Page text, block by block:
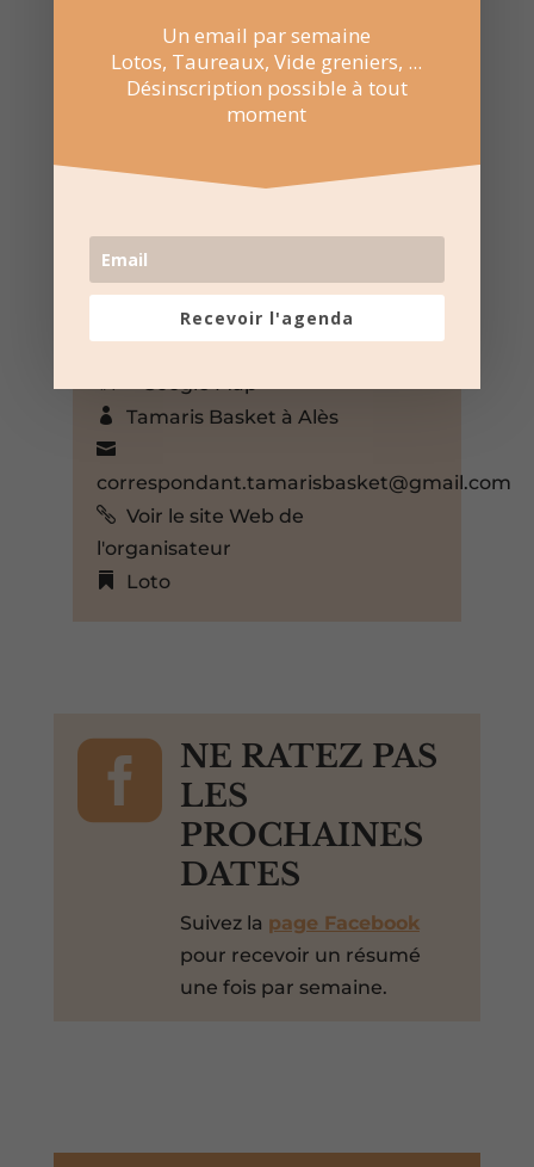
27 Avr 2025
Maison du peuple de Tamaris –
Alès
Place Danièle Casanova, Alès,
Tamaris Basket à Alès
correspondant.tamarisbasket@gmail.com
Voir le site Web de
l'organisateur
Loto

NE RATEZ PAS
LES
PROCHAINES
DATES
Suivez la page Facebook
pour recevoir un résumé
une fois par semaine.
Un email par semaine
Lotos, Taureaux, Vide greniers, ...
Désinscription possible à tout
moment
Recevoir l'agenda